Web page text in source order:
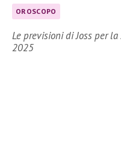
OROSCOPO
Le previsioni di Joss per
2025